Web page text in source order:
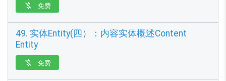
 免费
49. 实体Entity(四）：内容实体概述Content
Entity
 免费